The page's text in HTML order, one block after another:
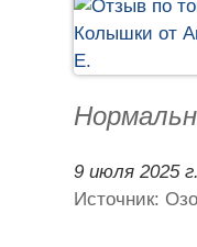
9 июля 2025 г.
Источник: